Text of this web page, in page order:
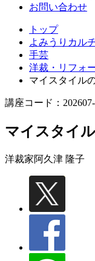
お問い合わせ
トップ
よみうりカル
手芸
洋裁・リフォ
マイスタイル
講座コード：
マイスタイ
洋裁家阿久津 隆子